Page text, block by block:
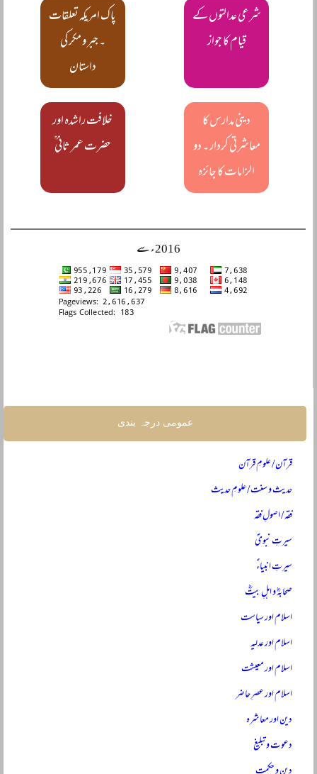
شرعی عدالتوں کے
قیام کا جواز
پاک امریکہ تعلقات
۔ جبر و مکر کی
داستان
دینی مدارس کا
معاشرتی کردار ۔ دو
الزامات کا جائزہ
خلافت راشدہ اور
حضرت عمر ثانی ؒ
2016ء سے
عمومی درجہ بندی
قرآن / علومِ قرآن
حدیث و سنت / علومِ حدیث
فقہ / اصولِ فقہ
سیرتِ نبویؐ
سیرتِ انبیاءؑ
صحابہؓ و اہلِ بیتؓ
اسلام اور سیاست
اسلام اور عدلیہ
اسلام اور معیشت
اسلام اور عصرِ حاضر
دین اور معاشرہ
دعوت و تبلیغ